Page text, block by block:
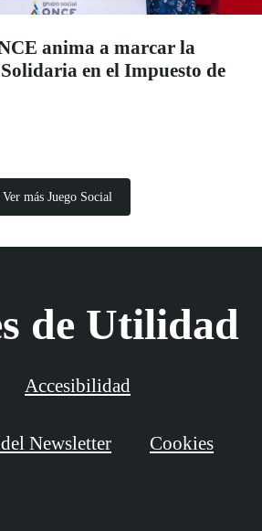
anima a marcar la
en el Impuesto de
Ver más Juego Social
de Utilidad
Accesibilidad
Newsletter Cookies